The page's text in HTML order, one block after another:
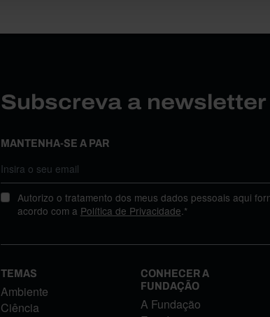
Subscreva a
MANTENHA-SE A PAR
Autorizo o tratamento dos meus dados pessoais aqui
acordo com a Política de Privacidade.*
TEMAS
Ambiente
Ciência
CONHECER A
FUNDAÇÃO
A Fundação